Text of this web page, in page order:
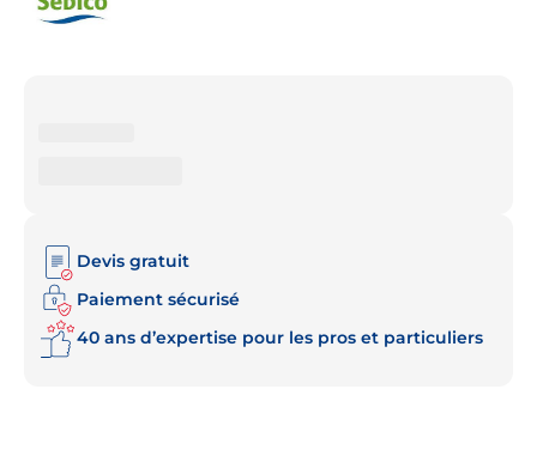
Devis gratuit
Paiement sécurisé
40 ans d’expertise pour les pros et particuliers